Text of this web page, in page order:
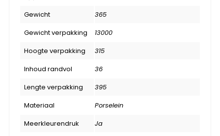
Gewicht
365
Gewicht verpakking
13000
Hoogte verpakking
315
Inhoud randvol
36
Lengte verpakking
395
Materiaal
Porselein
Meerkleurendruk
Ja